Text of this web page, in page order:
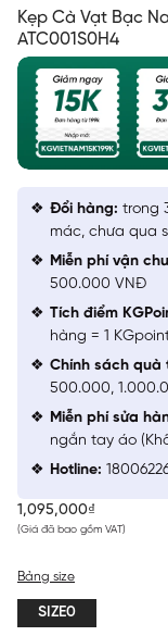
Kẹp Cà Vạt Bạc
ATC001S0H4
1,095,000₫
(Giá đã bao gồm VAT)
Bảng size
SIZE0
Đổi hàng: trong
mác, chưa qua
Miễn phí vận
500.000 VNĐ
Tích điểm
hàng = 1
Chính sách quà
500.000,
Miễn phí sửa
ngắn tay áo
Hotline: